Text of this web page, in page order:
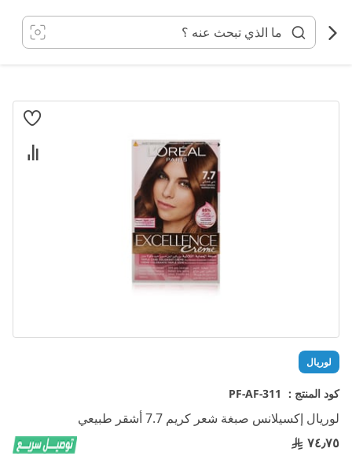
المحتوى
لوريال
كود المنتج : PF-AF-311
لوريال إكسيلانس صبغة شعر كريم 7.7 أشقر طبيعي
٧٤٫٧٥
انتقل
تخطي
إلى
بداية
معرض
الصور